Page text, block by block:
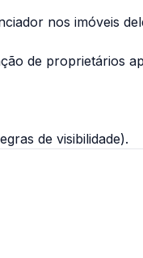
nos imóveis
de proprietários
de visibilidade).